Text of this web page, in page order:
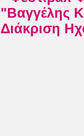
"Βαγγέλης
Διάκριση